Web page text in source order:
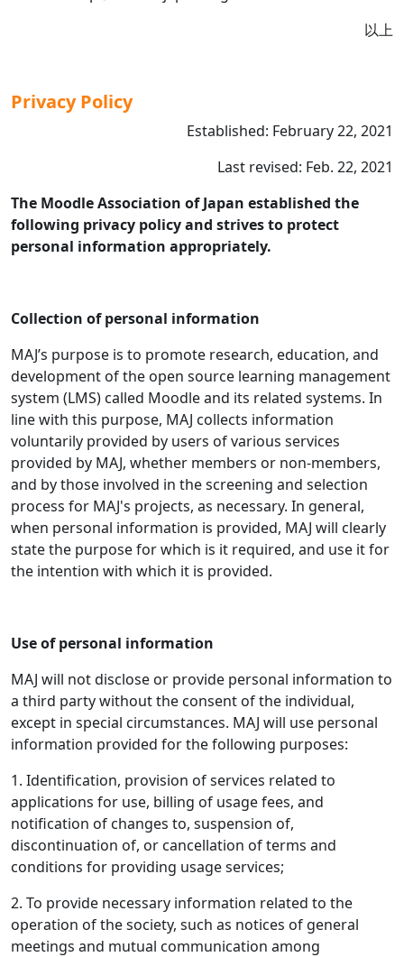
以上
Privacy Policy
Established: February 22, 2021
Last revised: Feb. 22, 2021
The Moodle Association of Japan established the
following privacy policy and strives to protect
personal information appropriately.
Collection of personal information
MAJ’s purpose is to promote research, education, and
development of the open source learning management
system (LMS) called Moodle and its related systems. In
line with this purpose, MAJ collects information
voluntarily provided by users of various services
provided by MAJ, whether members or non-members,
and by those involved in the screening and selection
process for MAJ's projects, as necessary. In general,
when personal information is provided, MAJ will clearly
state the purpose for which is it required, and use it for
the intention with which it is provided.
Use of personal information
MAJ will not disclose or provide personal information to
a third party without the consent of the individual,
except in special circumstances. MAJ will use personal
information provided for the following purposes:
1. Identification, provision of services related to
applications for use, billing of usage fees, and
notification of changes to, suspension of,
discontinuation of, or cancellation of terms and
conditions for providing usage services;
2. To provide necessary information related to the
operation of the society, such as notices of general
meetings and mutual communication among